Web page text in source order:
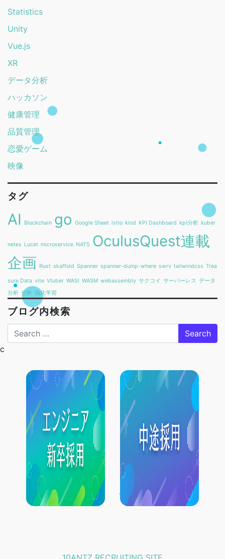
Statistics
Unity
Vue.js
XR
データ分析
ハッカソン
健康管理
品質管理
恋愛ゲーム
映像
タグ
AI Blockchain go Google Sheet istio kind KPI Dashboard kpi分析 kuber
netes Lucet microservice NATS OculusQuest連載
企画 Rust skaffold Spanner spanner-dump-where swrv tailwindcss Trea
sure Data vite Vtuber WASI WASM webassembly サクコイ サーバーレス データ
分析 分析 強化学習
ブログ内検索
Search
c